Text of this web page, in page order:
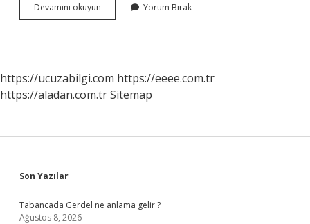
Devamını okuyun Kürtlerin
Milli
Yorum Bırak
https://ucuzabilgi.com https://eeee.com.tr
https://aladan.com.trSitemap
Sidebar
Son Yazılar
Tabancada Gerdel ne anlama gelir ?
Ağustos 8, 2026